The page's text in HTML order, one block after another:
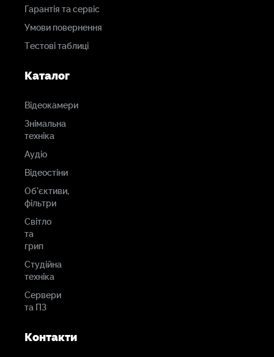
Гарантія та сервіс
Умови повернення
Тестові таблиці
Каталог
Відеокамери
Знімальна
техніка
Аудіо
Відеостіни
Об'єктиви,
фільтри
Світло
та
грип
Студійна
техніка
Сервери
та ПЗ
Контакти